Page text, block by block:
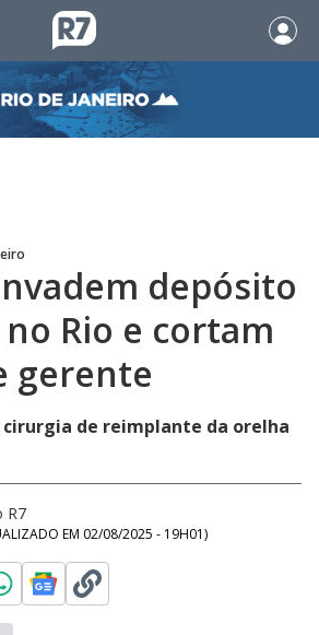
depósito
Rio e cortam
gerente
de reimplante da orelha
R7
EM 02/08/2025 - 19H01)